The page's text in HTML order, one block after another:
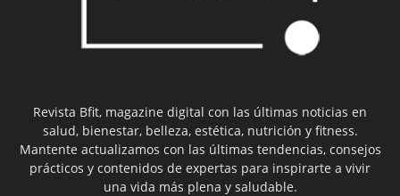
Revista Bfit, magazine digital con las últimas noticias en
salud, bienestar, belleza, estética, nutrición y fitness.
Mantente actualizamos con las últimas tendencias, consejos
prácticos y contenidos de expertas para inspirarte a vivir
una vida más plena y saludable.